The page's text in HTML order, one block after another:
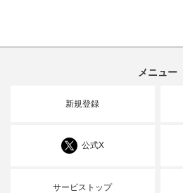
メニュー
新規登録
公式X
サービストップ